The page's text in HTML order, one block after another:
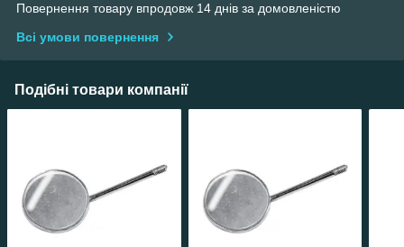
Повернення товару впродовж 14 днів за домовленістю
Всі умови повернення
Подібні товари компанії